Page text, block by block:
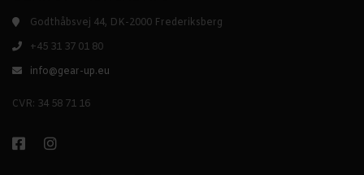
Godthåbsvej 44, DK-2000 Frederiksberg
+45 31 37 01 80
info@gear-up.eu
CVR: 34 58 71 16